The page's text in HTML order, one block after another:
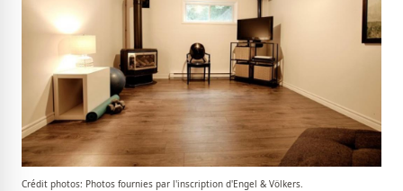
Crédit photos: Photos fournies par l'inscription d'Engel & Völkers.